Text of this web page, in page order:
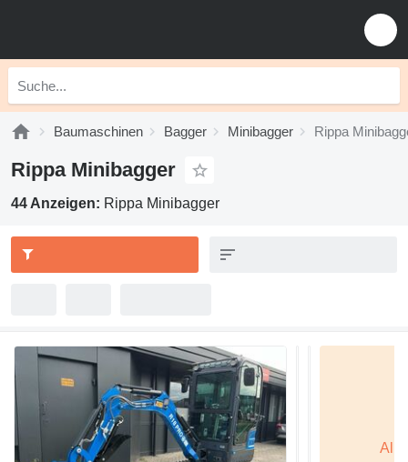
Baumaschinen Bagger Minibagger Rippa
Rippa Minibagger
44 Anzeigen: Rippa Minibagger